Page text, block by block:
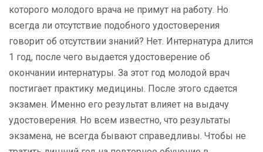
которого молодого врача не примут на работу. Но
всегда ли отсутствие подобного удостоверения
говорит об отсутствии знаний? Нет. Интернатура длится
1 год, после чего выдается удостоверение об
окончании интернатуры. За этот год молодой врач
постигает практику медицины. После этого сдается
экзамен. Именно его результат влияет на выдачу
удостоверения. Но всем известно, что результаты
экзамена, не всегда бывают справедливы. Чтобы не